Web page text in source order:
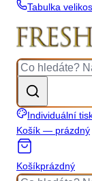
Tabulka
Individuální
Košík — prázdný
Košíkprázdný